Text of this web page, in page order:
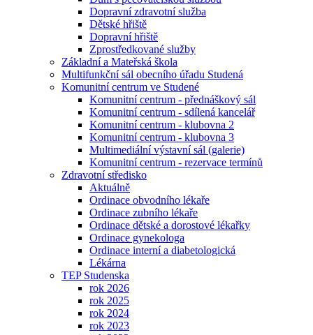
Dopravní zdravotní služba
Dětské hřiště
Dopravní hřiště
Zprostředkované služby
Základní a Mateřská škola
Multifunkční sál obecního úřadu Studená
Komunitní centrum ve Studené
Komunitní centrum - přednáškový sál
Komunitní centrum - sdílená kancelář
Komunitní centrum - klubovna 2
Komunitní centrum - klubovna 3
Multimediální výstavní sál (galerie)
Komunitní centrum - rezervace termínů
Zdravotní středisko
Aktuálně
Ordinace obvodního lékaře
Ordinace zubního lékaře
Ordinace dětské a dorostové lékařky
Ordinace gynekologa
Ordinace interní a diabetologická
Lékárna
TEP Studenska
rok 2026
rok 2025
rok 2024
rok 2023